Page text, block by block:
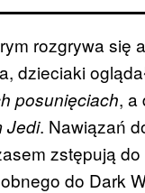
rozgrywa się
, dzieciaki
posunięciach, a
Jedi. Nawiązań
zstępują
do Dark